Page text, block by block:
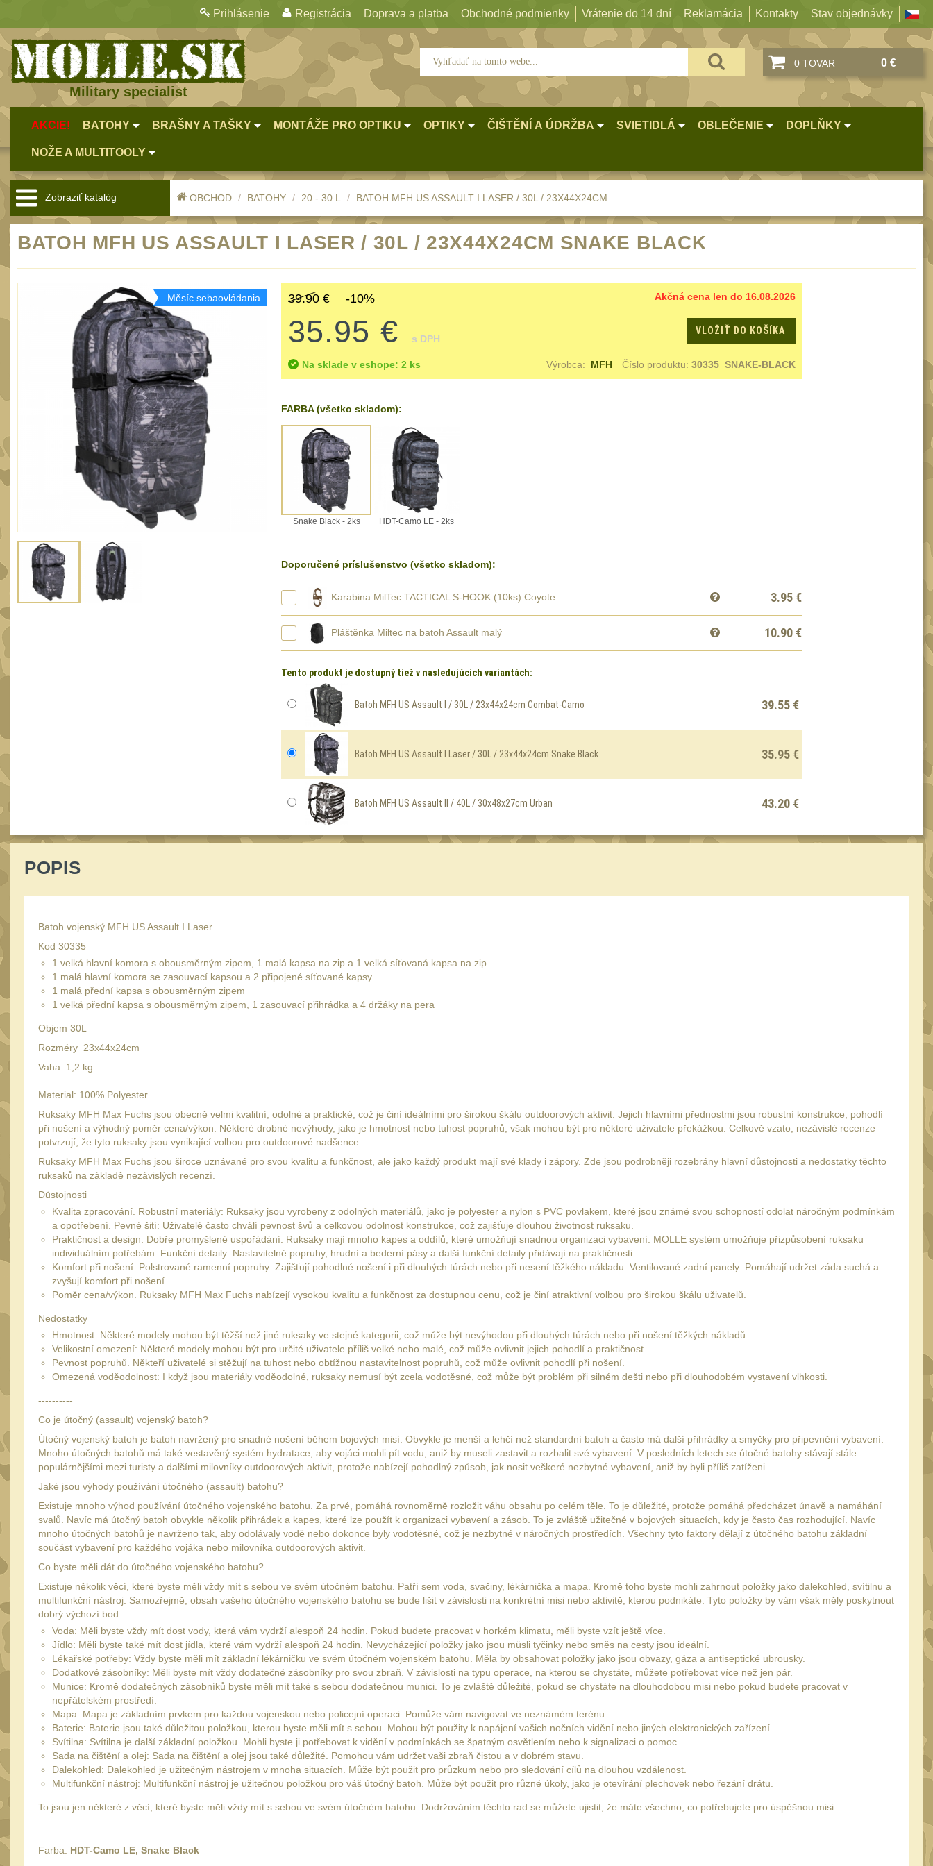
Prihlásenie Registrácia Doprava a platba Obchodné podmienky Vrátenie do 14 dní Reklamácia Kontakty Stav objednávky
Military specialist
0 TOVAR 0 €
AKCIE! BATOHY BRAŠNY A TAŠKY MONTÁŽE PRO OPTIKU OPTIKY ČIŠTĚNÍ A ÚDRŽBA SVIETIDLÁ OBLEČENIE DOPLŇKY
NOŽE A MULTITOOLY
Zobraziť katalóg OBCHOD BATOHY 20 - 30 L BATOH MFH US ASSAULT I LASER / 30L / 23X44X24CM
BATOH MFH US ASSAULT I LASER / 30L / 23X44X24CM SNAKE BLACK
Měsíc sebaovládania Akčná cena len do 16.08.2026
39.90 € -10%
35.95 € s DPH
VLOŽIŤ DO KOŠÍKA
Na sklade v eshope: 2 ks Výrobca: MFH Číslo produktu: 30335_SNAKE-BLACK
FARBA (všetko skladom):
Snake Black - 2ks HDT-Camo LE - 2ks
Doporučené príslušenstvo (všetko skladom):
Karabina MilTec TACTICAL S-HOOK (10ks) Coyote 3.95 €
Pláštěnka Miltec na batoh Assault malý 10.90 €
Tento produkt je dostupný tiež v nasledujúcich variantách:
Batoh MFH US Assault I / 30L / 23x44x24cm Combat-Camo 39.55 €
Batoh MFH US Assault I Laser / 30L / 23x44x24cm Snake Black 35.95 €
Batoh MFH US Assault II / 40L / 30x48x27cm Urban 43.20 €
POPIS
Batoh vojenský MFH US Assault I Laser
Kod 30335
1 velká hlavní komora s obousměrným zipem, 1 malá kapsa na zip a 1 velká síťovaná kapsa na zip
1 malá hlavní komora se zasouvací kapsou a 2 připojené síťované kapsy
1 malá přední kapsa s obousměrným zipem
1 velká přední kapsa s obousměrným zipem, 1 zasouvací přihrádka a 4 držáky na pera
Objem 30L
Rozméry 23x44x24cm
Vaha: 1,2 kg
Material: 100% Polyester
Ruksaky MFH Max Fuchs jsou obecně velmi kvalitní, odolné a praktické, což je činí ideálními pro širokou škálu outdoorových aktivit. Jejich hlavními přednostmi jsou robustní konstrukce, pohodlí
při nošení a výhodný poměr cena/výkon. Některé drobné nevýhody, jako je hmotnost nebo tuhost popruhů, však mohou být pro některé uživatele překážkou. Celkově vzato, nezávislé recenze
potvrzují, že tyto ruksaky jsou vynikající volbou pro outdoorové nadšence.
Ruksaky MFH Max Fuchs jsou široce uznávané pro svou kvalitu a funkčnost, ale jako každý produkt mají své klady i zápory. Zde jsou podrobněji rozebrány hlavní důstojnosti a nedostatky těchto
ruksaků na základě nezávislých recenzí.
Důstojnosti
Kvalita zpracování. Robustní materiály: Ruksaky jsou vyrobeny z odolných materiálů, jako je polyester a nylon s PVC povlakem, které jsou známé svou schopností odolat náročným podmínkám
a opotřebení. Pevné šití: Uživatelé často chválí pevnost švů a celkovou odolnost konstrukce, což zajišťuje dlouhou životnost ruksaku.
Praktičnost a design. Dobře promyšlené uspořádání: Ruksaky mají mnoho kapes a oddílů, které umožňují snadnou organizaci vybavení. MOLLE systém umožňuje přizpůsobení ruksaku
individuálním potřebám. Funkční detaily: Nastavitelné popruhy, hrudní a bederní pásy a další funkční detaily přidávají na praktičnosti.
Komfort při nošení. Polstrované ramenní popruhy: Zajišťují pohodlné nošení i při dlouhých túrách nebo při nesení těžkého nákladu. Ventilované zadní panely: Pomáhají udržet záda suchá a
zvyšují komfort při nošení.
Poměr cena/výkon. Ruksaky MFH Max Fuchs nabízejí vysokou kvalitu a funkčnost za dostupnou cenu, což je činí atraktivní volbou pro širokou škálu uživatelů.
Nedostatky
Hmotnost. Některé modely mohou být těžší než jiné ruksaky ve stejné kategorii, což může být nevýhodou při dlouhých túrách nebo při nošení těžkých nákladů.
Velikostní omezení: Některé modely mohou být pro určité uživatele příliš velké nebo malé, což může ovlivnit jejich pohodlí a praktičnost.
Pevnost popruhů. Někteří uživatelé si stěžují na tuhost nebo obtížnou nastavitelnost popruhů, což může ovlivnit pohodlí při nošení.
Omezená voděodolnost: I když jsou materiály voděodolné, ruksaky nemusí být zcela vodotěsné, což může být problém při silném dešti nebo při dlouhodobém vystavení vlhkosti.
----------
Co je útočný (assault) vojenský batoh?
Útočný vojenský batoh je batoh navržený pro snadné nošení během bojových misí. Obvykle je menší a lehčí než standardní batoh a často má další přihrádky a smyčky pro připevnění vybavení.
Mnoho útočných batohů má také vestavěný systém hydratace, aby vojáci mohli pít vodu, aniž by museli zastavit a rozbalit své vybavení. V posledních letech se útočné batohy stávají stále
populárnějšími mezi turisty a dalšími milovníky outdoorových aktivit, protože nabízejí pohodlný způsob, jak nosit veškeré nezbytné vybavení, aniž by byli příliš zatíženi.
Jaké jsou výhody používání útočného (assault) batohu?
Existuje mnoho výhod používání útočného vojenského batohu. Za prvé, pomáhá rovnoměrně rozložit váhu obsahu po celém těle. To je důležité, protože pomáhá předcházet únavě a namáhání
svalů. Navíc má útočný batoh obvykle několik přihrádek a kapes, které lze použít k organizaci vybavení a zásob. To je zvláště užitečné v bojových situacích, kdy je často čas rozhodující. Navíc
mnoho útočných batohů je navrženo tak, aby odolávaly vodě nebo dokonce byly vodotěsné, což je nezbytné v náročných prostředích. Všechny tyto faktory dělají z útočného batohu základní
součást vybavení pro každého vojáka nebo milovníka outdoorových aktivit.
Co byste měli dát do útočného vojenského batohu?
Existuje několik věcí, které byste měli vždy mít s sebou ve svém útočném batohu. Patří sem voda, svačiny, lékárnička a mapa. Kromě toho byste mohli zahrnout položky jako dalekohled, svítilnu a
multifunkční nástroj. Samozřejmě, obsah vašeho útočného vojenského batohu se bude lišit v závislosti na konkrétní misi nebo aktivitě, kterou podnikáte. Tyto položky by vám však měly poskytnout
dobrý výchozí bod.
Voda: Měli byste vždy mít dost vody, která vám vydrží alespoň 24 hodin. Pokud budete pracovat v horkém klimatu, měli byste vzít ještě více.
Jídlo: Měli byste také mít dost jídla, které vám vydrží alespoň 24 hodin. Nevycházející položky jako jsou müsli tyčinky nebo směs na cesty jsou ideální.
Lékařské potřeby: Vždy byste měli mít základní lékárničku ve svém útočném vojenském batohu. Měla by obsahovat položky jako jsou obvazy, gáza a antiseptické ubrousky.
Dodatkové zásobníky: Měli byste mít vždy dodatečné zásobníky pro svou zbraň. V závislosti na typu operace, na kterou se chystáte, můžete potřebovat více než jen pár.
Munice: Kromě dodatečných zásobníků byste měli mít také s sebou dodatečnou munici. To je zvláště důležité, pokud se chystáte na dlouhodobou misi nebo pokud budete pracovat v
nepřátelském prostředí.
Mapa: Mapa je základním prvkem pro každou vojenskou nebo policejní operaci. Pomůže vám navigovat ve neznámém terénu.
Baterie: Baterie jsou také důležitou položkou, kterou byste měli mít s sebou. Mohou být použity k napájení vašich nočních vidění nebo jiných elektronických zařízení.
Svítilna: Svítilna je další základní položkou. Mohli byste ji potřebovat k vidění v podmínkách se špatným osvětlením nebo k signalizaci o pomoc.
Sada na čištění a olej: Sada na čištění a olej jsou také důležité. Pomohou vám udržet vaši zbraň čistou a v dobrém stavu.
Dalekohled: Dalekohled je užitečným nástrojem v mnoha situacích. Může být použit pro průzkum nebo pro sledování cílů na dlouhou vzdálenost.
Multifunkční nástroj: Multifunkční nástroj je užitečnou položkou pro váš útočný batoh. Může být použit pro různé úkoly, jako je otevírání plechovek nebo řezání drátu.
To jsou jen některé z věcí, které byste měli vždy mít s sebou ve svém útočném batohu. Dodržováním těchto rad se můžete ujistit, že máte všechno, co potřebujete pro úspěšnou misi.
Farba: HDT-Camo LE, Snake Black